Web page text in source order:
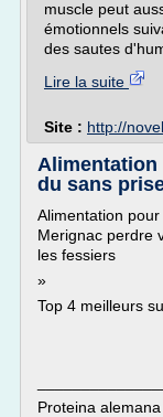
muscle peut
émotionnels
des sautes
Lire la suite
Site : http://
Alimentation
du sans
Alimentation
Merignac perdre
les fessiers
»
Top 4 meilleurs
Proteina